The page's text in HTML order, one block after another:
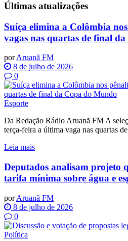
Últimas atualizações
Suíça elimina a Colômbia
vagas nas quartas de final
porAruanã FM
8 de julho de 2026
0
Esporte
Da Redação Rádio Aruanã FM A
terça-feira a última vaga nas quartas
Leia mais
Deputados analisam projeto
tarifa mínima sobre água e
por Aruanã FM
8 de julho de 2026
0
Política